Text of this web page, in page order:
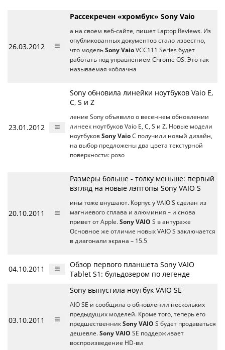
26.03.2012
Рассекречен «хромбук» Sony Vaio
а на своем веб-сайте, пишет Laptop Reviews. Из
опубликованных документов стало известно,
что модель Sony Vaio VCC111 Series будет
работать под управлением Chrome OS. Это так
называемая «облачна
23.01.2012
Sony обновила линейки ноутбуков Vaio E,
C, S и Z
ление Sony объявило о весеннем обновлении
линеек ноутбуков Vaio E, C, S и Z. Новые модели
ноутбуков Sony Vaio C получили новый дизайн,
на выбор предложены два цвета текстурной
поверхности: розо
20.10.2011
Размеры больше - толку меньше: первый
взгляд на новые лэптопы Sony VAIO S
ины тоже внушают. Корпус у VAIO S сделан из
магниевого сплава и алюминия – и снова
привет от Apple. Sony VAIO S в антураже
Основное же отличие новых VAIO S заключается
в диагонали экрана – 15.5
04.10.2011
Обзор первого планшета Sony VAIO
Tablet S1: бульдозером по легенде
03.10.2011
Sony выпустила ноутбук VAIO SE
AIO SE и сообщила о обновлении нескольких
предыдущих моделей. Кроме того, теперь его
предшественник Sony VAIO S будет продаваться
дешевле. Sony VAIO SE поддерживает
воспроизведение HD-ви